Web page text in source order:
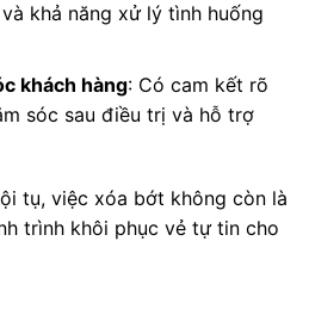
khả năng xử lý tình huống
khách hàng: Có cam kết rõ
sóc sau điều trị và hỗ trợ
tụ, việc xóa bớt không còn là
trình khôi phục vẻ tự tin cho